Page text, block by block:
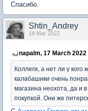
Спасибо.
Shtin_Andrey
18 Mar 2022
napalm, 17 March
Коллеги, а нет ли у кого
калабашики очень
магазина неохота, да и
покупкой. Они же